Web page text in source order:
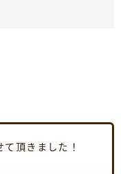
頂きました！